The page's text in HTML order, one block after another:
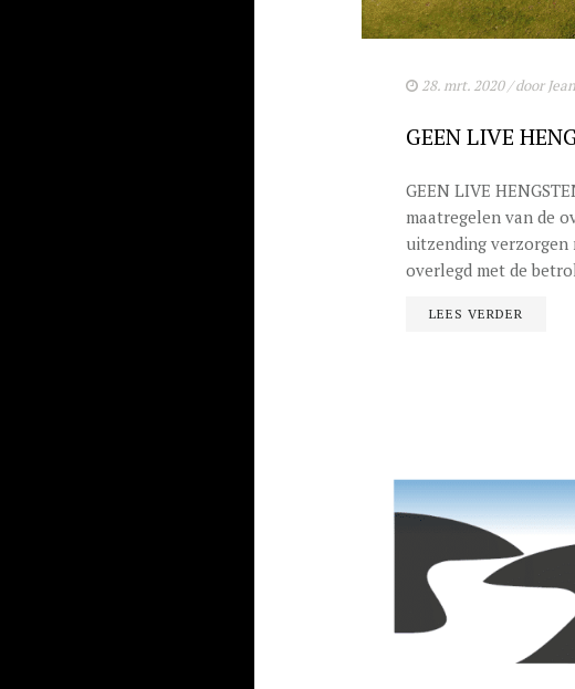
28. mrt. 2020/ door
GEEN LIVE
GEEN LIVE
maatregelen van de
uitzending verzorgen
overlegd met de
LEES VERDER